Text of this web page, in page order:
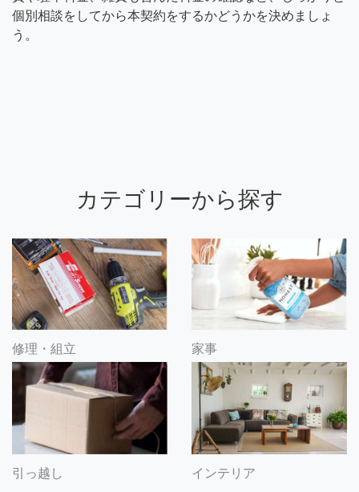
個別相談をしてから本契約をするかどうかを決めましょ
う。
カテゴリーから探す
修理・組立 家事
引っ越し インテリア